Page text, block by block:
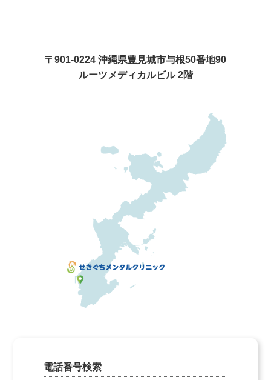
〒901-0224 沖縄県豊見城市与根50番地90
ルーツメディカルビル 2階
電話番号検索